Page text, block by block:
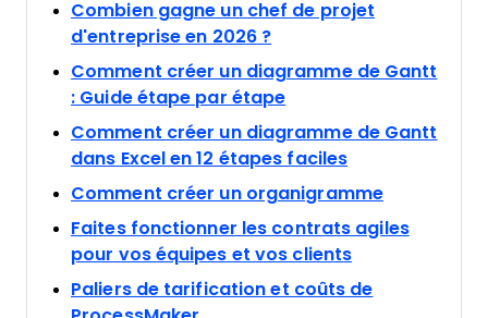
Combien gagne un chef de projet
d'entreprise en 2026 ?Opens new window
Comment créer un diagramme de Gantt
: Guide étape par étapeOpens new window
Comment créer un diagramme de Gantt
dans Excel en 12 étapes facilesOpens new
Comment créer un organigrammeOpens
Faites fonctionner les contrats agiles
pour vos équipes et vos clientsOpens new
Paliers de tarification et coûts de